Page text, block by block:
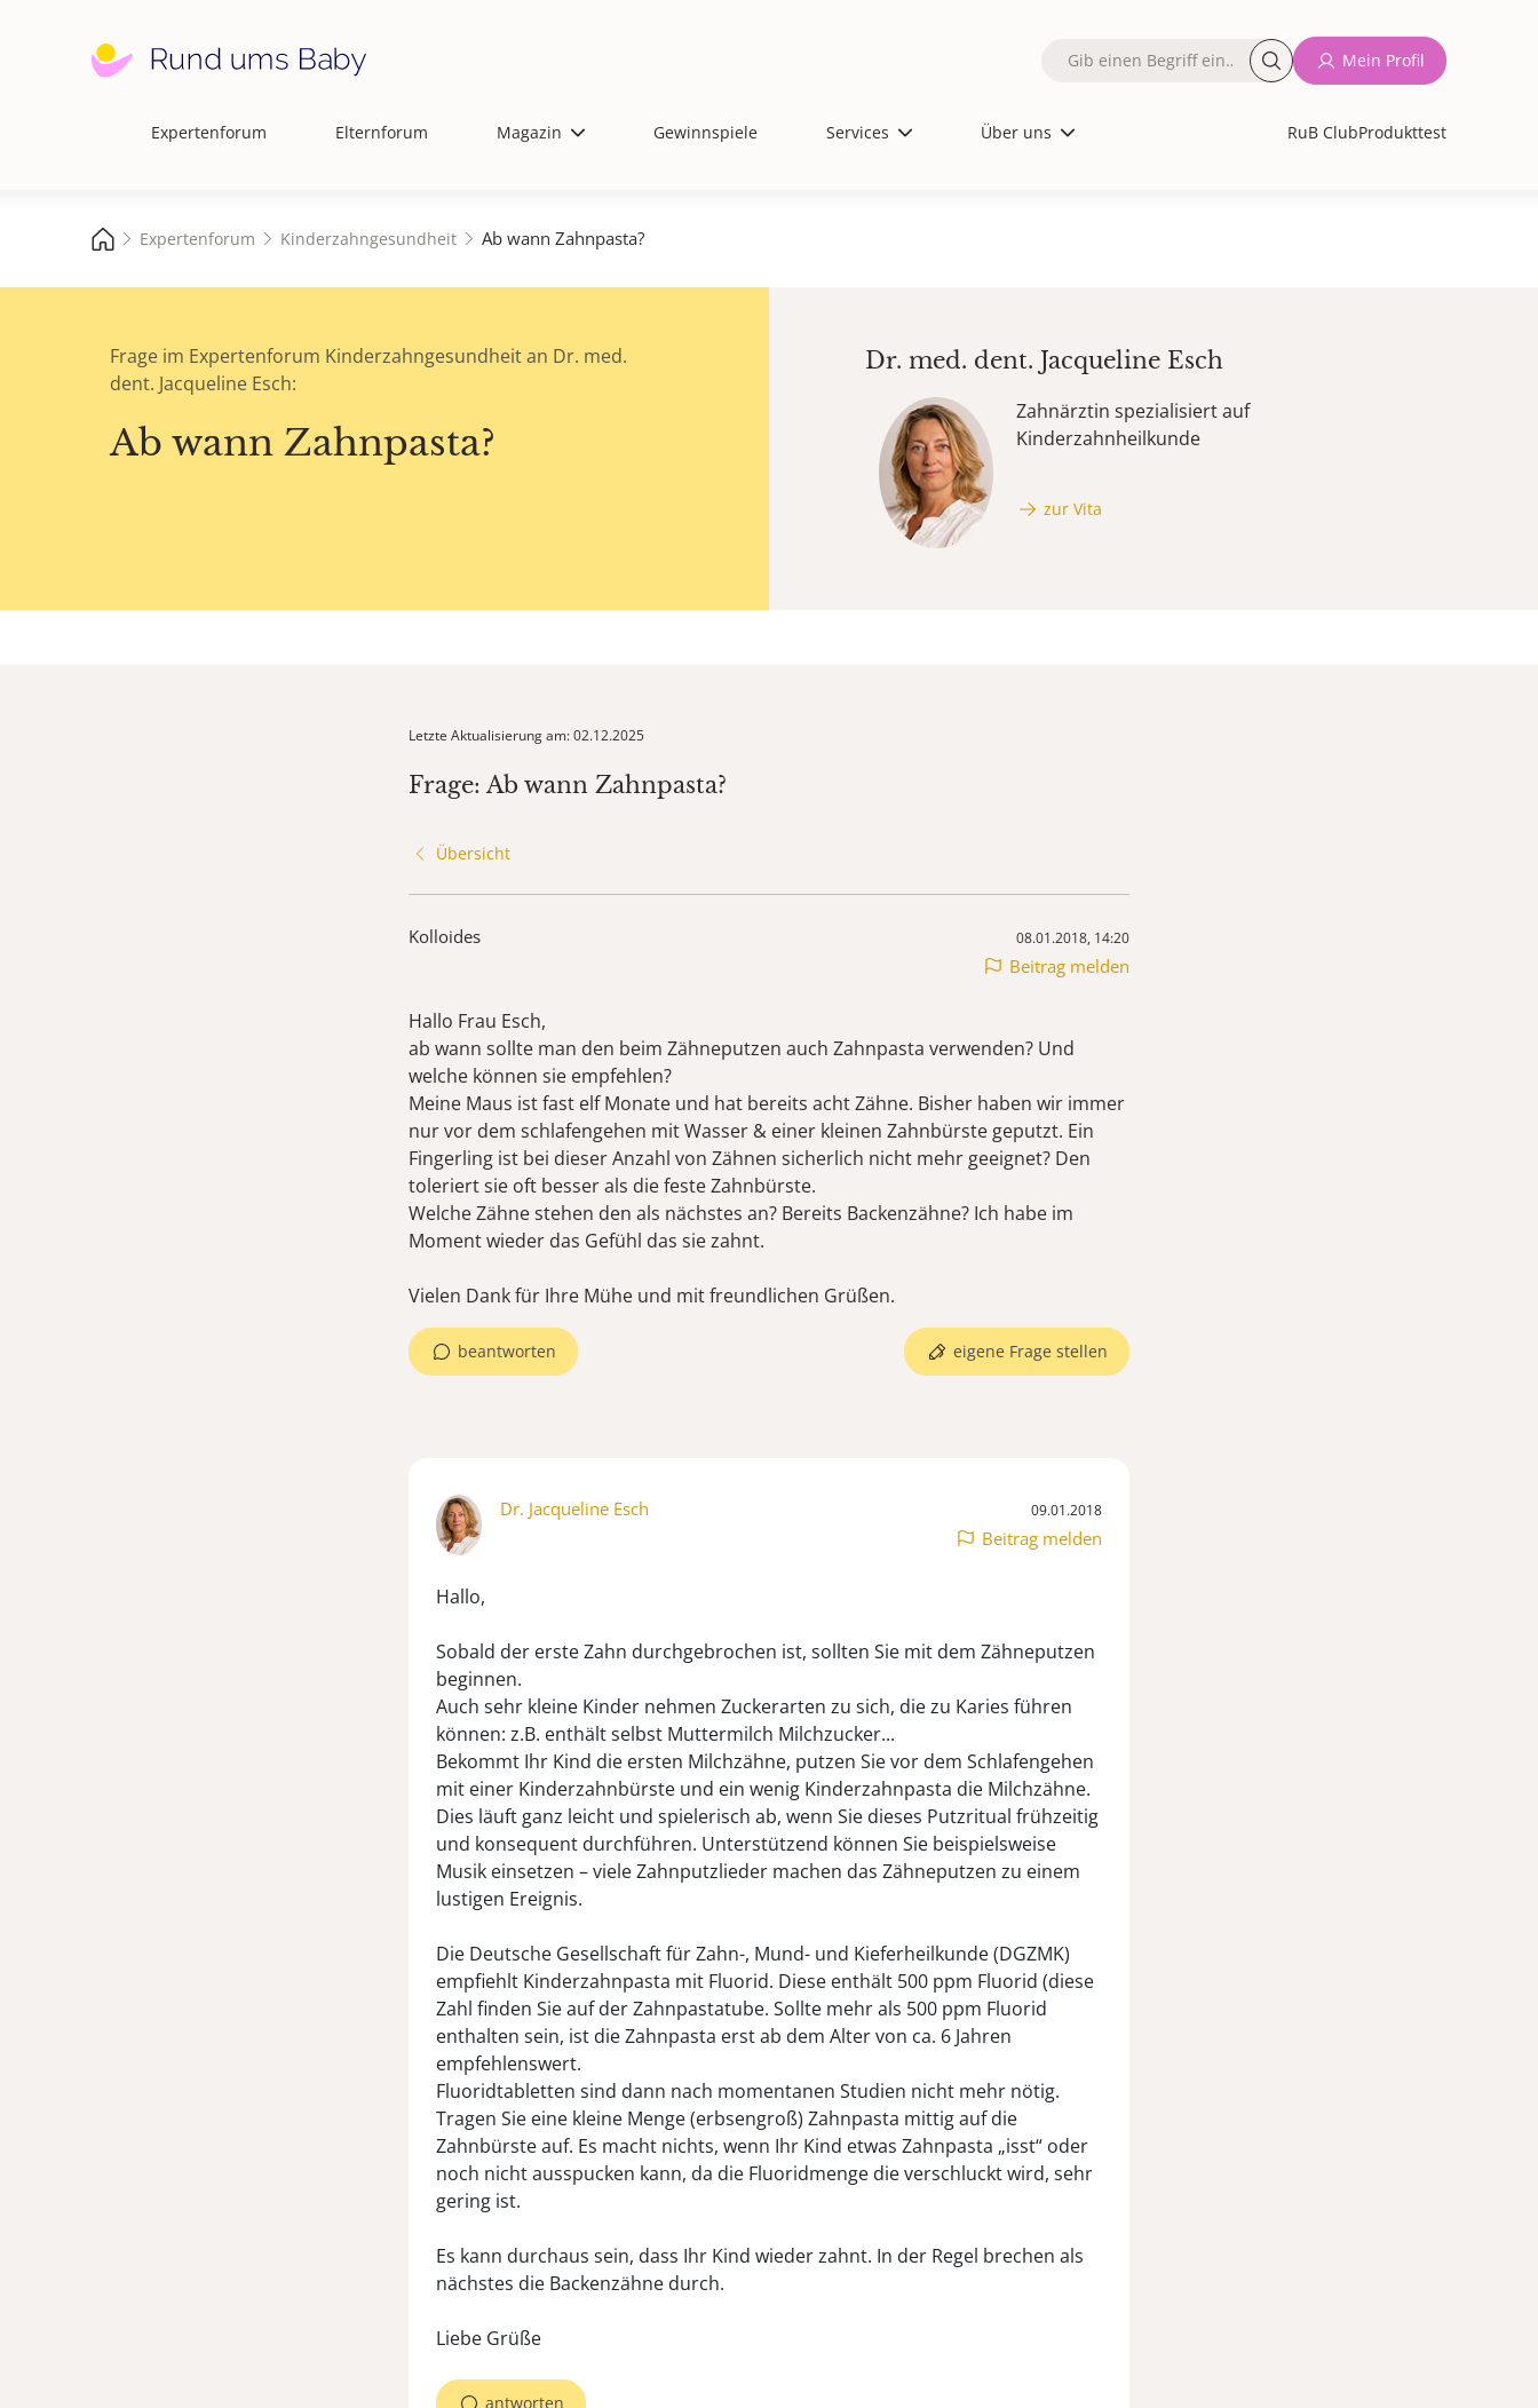
Hauptnavigation
Expertenforum Elternforum Magazin Gewinnspiele Services Über uns RuB ClubProdukttest
Fulltext
Mein Profil
Expertenforum Kinderzahngesundheit Ab wann Zahnpasta?
Frage im Expertenforum Kinderzahngesundheit an Dr. med.
dent. Jacqueline Esch:
Ab wann Zahnpasta?
Dr. med. dent. Jacqueline Esch
Zahnärztin spezialisiert auf
Kinderzahnheilkunde
zur Vita
Letzte Aktualisierung am: 02.12.2025
Frage: Ab wann Zahnpasta?
Übersicht
Kolloides 08.01.2018, 14:20
Beitrag melden
Hallo Frau Esch,
ab wann sollte man den beim Zähneputzen auch Zahnpasta verwenden? Und
welche können sie empfehlen?
Meine Maus ist fast elf Monate und hat bereits acht Zähne. Bisher haben wir immer
nur vor dem schlafengehen mit Wasser & einer kleinen Zahnbürste geputzt. Ein
Fingerling ist bei dieser Anzahl von Zähnen sicherlich nicht mehr geeignet? Den
toleriert sie oft besser als die feste Zahnbürste.
Welche Zähne stehen den als nächstes an? Bereits Backenzähne? Ich habe im
Moment wieder das Gefühl das sie zahnt.
Vielen Dank für Ihre Mühe und mit freundlichen Grüßen.
beantworten eigene Frage stellen
Dr. Jacqueline Esch 09.01.2018
Beitrag melden
Hallo,
Sobald der erste Zahn durchgebrochen ist, sollten Sie mit dem Zähneputzen
beginnen.
Auch sehr kleine Kinder nehmen Zuckerarten zu sich, die zu Karies führen
können: z.B. enthält selbst Muttermilch Milchzucker...
Bekommt Ihr Kind die ersten Milchzähne, putzen Sie vor dem Schlafengehen
mit einer Kinderzahnbürste und ein wenig Kinderzahnpasta die Milchzähne.
Dies läuft ganz leicht und spielerisch ab, wenn Sie dieses Putzritual frühzeitig
und konsequent durchführen. Unterstützend können Sie beispielsweise
Musik einsetzen – viele Zahnputzlieder machen das Zähneputzen zu einem
lustigen Ereignis.
Die Deutsche Gesellschaft für Zahn-, Mund- und Kieferheilkunde (DGZMK)
empfiehlt Kinderzahnpasta mit Fluorid. Diese enthält 500 ppm Fluorid (diese
Zahl finden Sie auf der Zahnpastatube. Sollte mehr als 500 ppm Fluorid
enthalten sein, ist die Zahnpasta erst ab dem Alter von ca. 6 Jahren
empfehlenswert.
Fluoridtabletten sind dann nach momentanen Studien nicht mehr nötig.
Tragen Sie eine kleine Menge (erbsengroß) Zahnpasta mittig auf die
Zahnbürste auf. Es macht nichts, wenn Ihr Kind etwas Zahnpasta „isst“ oder
noch nicht ausspucken kann, da die Fluoridmenge die verschluckt wird, sehr
gering ist.
Es kann durchaus sein, dass Ihr Kind wieder zahnt. In der Regel brechen als
nächstes die Backenzähne durch.
Liebe Grüße
antworten